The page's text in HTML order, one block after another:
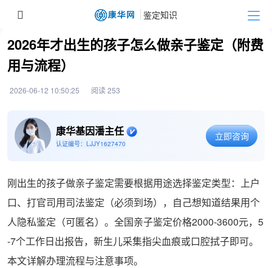
2026年才出生的孩子怎么做亲子鉴定（附费
用与流程）
2026-06-12 10:50:25 阅读 253
康华基因潘主任
认证编号：LJJY1627470
立即咨询
刚出生的孩子做亲子鉴定需要根据用途选择鉴定类型：上户
口、打官司用司法鉴定（必须到场），自己想知道结果用个
人隐私鉴定（可匿名）。全国亲子鉴定价格2000-3600元，5
-7个工作日出报告，新生儿采集指尖血痕或口腔拭子即可。
本文详解办理流程与注意事项。